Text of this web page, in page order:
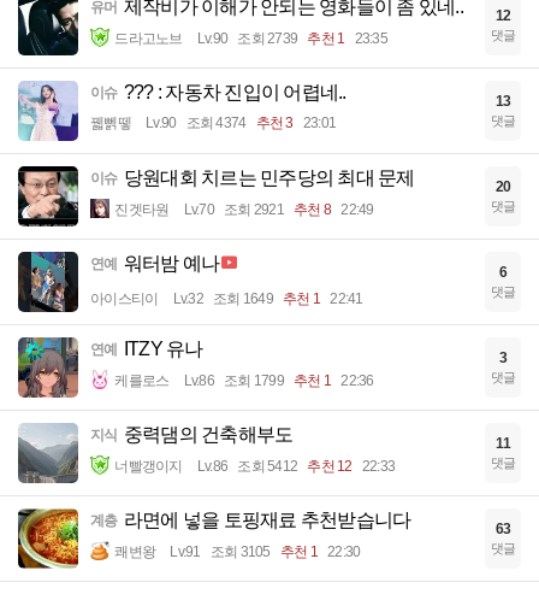
유머 제작비가 이해가 안되는 영화들이 좀 있네..
드라고노브 Lv.90 조회 2739 추천 1 23:35
12
댓글
이슈 ??? : 자동차 진입이 어렵네..
꿻뻵뗗 Lv.90 조회 4374 추천 3 23:01
13
댓글
이슈 당원대회 치르는 민주당의 최대 문제
진겟타원 Lv.70 조회 2921 추천 8 22:49
20
댓글
연예 워터밤 예나
아이스티이 Lv.32 조회 1649 추천 1 22:41
6
댓글
연예 ITZY 유나
케를로스 Lv.86 조회 1799 추천 1 22:36
3
댓글
지식 중력댐의 건축해부도
너빨갱이지 Lv.86 조회 5412 추천 12 22:33
11
댓글
계층 라면에 넣을 토핑재료 추천받습니다
쾌변왕 Lv.91 조회 3105 추천 1 22:30
63
댓글